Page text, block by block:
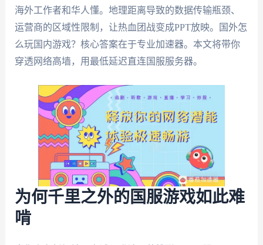
海外工作者和华人懂。地理距离导致的数据传输瓶颈、
运营商的区域性限制，让热血团战变成PPT放映。国外怎
么玩国内游戏？核心答案在于专业加速器。本文将带你
穿透网络高墙，用最低延迟直连国服服务器。
为何千里之外的国服游戏如此难
啃